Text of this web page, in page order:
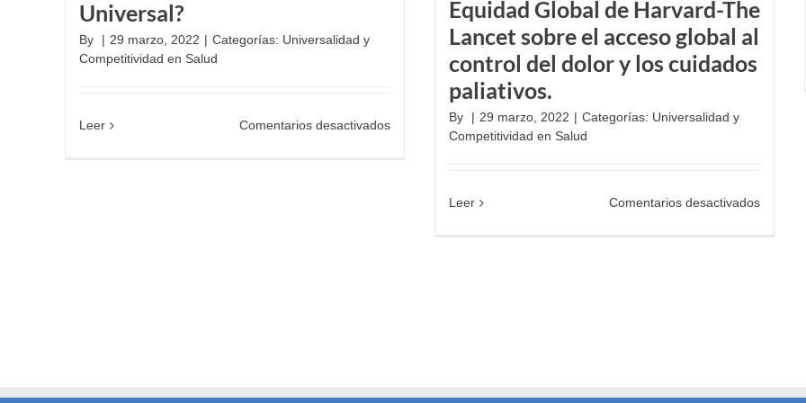
las
Universal?
By | 29 marzo, 2022 | Categorías: Universalidad y
Competitividad en Salud
Leer Comentarios desactivadosen
Equidad Global de Harvard-The
Lancet sobre el acceso global al
control del dolor y los cuidados
paliativos.
By | 29 marzo, 2022 | Categorías: Universalidad y
Competitividad en Salud
Leer Comentarios desactivadosen